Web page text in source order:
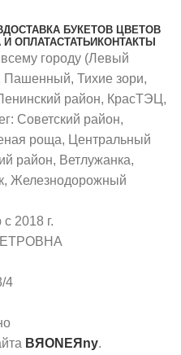
ДОСТАВКА БУКЕТОВ ЦВЕТОВ
И ОПЛАТАСТАТЬИ КОНТАКТЫ
городу (Левый
Пашенный, Тихие зори,
район, КрасТЭЦ,
Советский район,
роща, Центральный
район, Ветлужанка,
Железнодорожный
2018 г.
4
BЯONEЯny.